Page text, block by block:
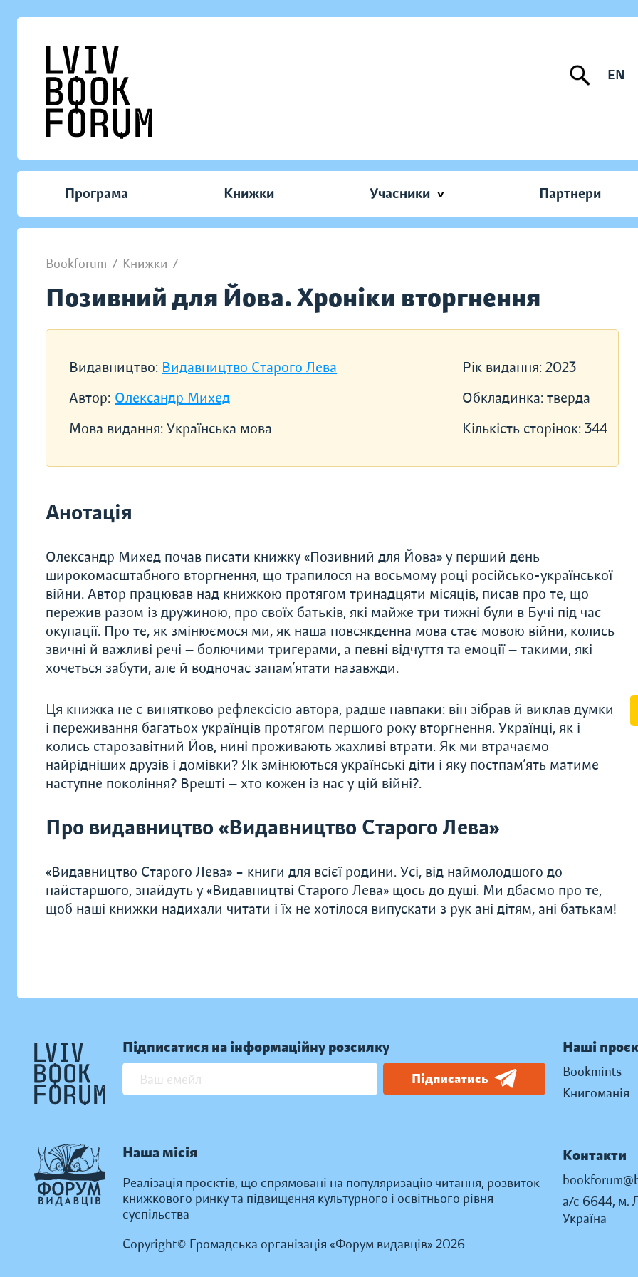
EN
Програма Книжки Учасники Партнери
Bookforum / Книжки /
Позивний для Йова. Хроніки вторгнення
Видавництво: Видавництво Старого Лева
Автор: Олександр Михед
Мова видання: Українська мова
Рік видання: 2023
Обкладинка: тверда
Кількість сторінок: 344
Анотація
Олександр Михед почав писати книжку «Позивний для Йова» у перший день
широкомасштабного вторгнення, що трапилося на восьмому році російсько-­української
війни. Автор працював над книжкою протягом тринадцяти місяців, писав про те, що
пережив разом із дружиною, про своїх батьків, які майже три тижні були в Бучі під час
окупації. Про те, як змінюємося ми, як наша повсякденна мова стає мовою війни, колись
звичні й важливі речі — ​болючими тригерами, а певні відчуття та емоції — ​такими, які
хочеться забути, але й водночас запам’ятати назавжди.
Ця книжка не є винятково рефлексією автора, радше навпаки: він зібрав й виклав думки
і переживання багатьох українців протягом першого року вторгнення. Україн­ці, як і
колись старозавітний Йов, нині проживають жахливі втрати. Як ми втрачаємо
найрідніших друзів і домівки? Як змінюються українські діти і яку постпам’ять матиме
наступне покоління? Врешті — ​хто кожен із нас у цій війні?.
Про видавництво «Видавництво Старого Лева»
«Видавництво Старого Лева» – книги для всієї родини. Усі, від наймолодшого до
найстаршого, знайдуть у «Видавництві Старого Лева» щось до душі. Ми дбаємо про те,
щоб наші книжки надихали читати і їх не хотілося випускати з рук ані дітям, ані батькам!
Підписатися на інформаційну розсилку
Підписатись
Наша місія
Реалізація проєктів, що спрямовані на популяризацію читання, розвиток
книжкового ринку та підвищення культурного і освітнього рівня
суспільства
Copyright© Громадська організація «Форум видавців» 2026
Наші
Bookmints
Книгоманія
Контакти
а/с 6644, м.
Україна